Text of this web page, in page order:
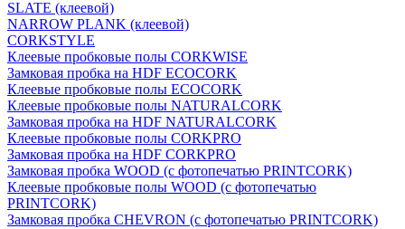
SLATE (клеевой)
NARROW PLANK (клеевой)
CORKSTYLE
Клеевые пробковые полы CORKWISE
Замковая пробка на HDF ECOCORK
Клеевые пробковые полы ECOCORK
Клеевые пробковые полы NATURALCORK
Замковая пробка на HDF NATURALCORK
Клеевые пробковые полы CORKPRO
Замковая пробка на HDF CORKPRO
Замковая пробка WOOD (с фотопечатью PRINTCORK)
Клеевые пробковые полы WOOD (с фотопечатью
PRINTCORK)
Замковая пробка CHEVRON (с фотопечатью PRINTCORK)